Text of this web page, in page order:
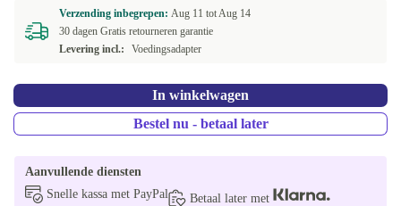
UK (GB-Engels)
Verzending inbegrepen: Aug 11 totAug 14
30 dagen Gratis retourneren garantie
Levering incl.:
Voedingsadapter
In winkelwagen
Bestel nu - betaal later
Aanvullende diensten
Snelle kassa met PayPal
Betaal later met